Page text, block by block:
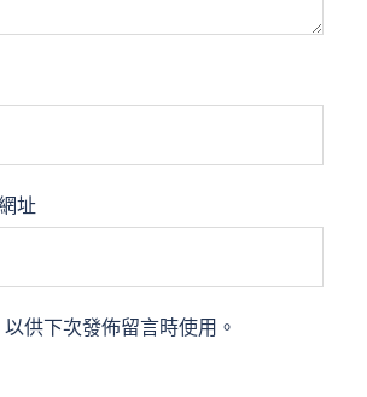
址
供下次發佈留言時使用。